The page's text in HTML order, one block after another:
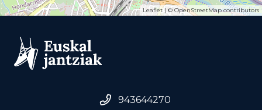
Leaflet| © OpenStreetMapcontributors
943644270